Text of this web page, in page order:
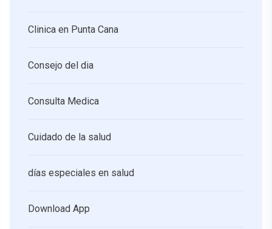
Clinica en Punta Cana
Consejo del dia
Consulta Medica
Cuidado de la salud
días especiales en salud
Download App